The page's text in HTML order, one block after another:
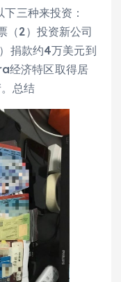
三种来投资：
（2）投资新公司
捐款约4万美元到
经济特区取得居
总结